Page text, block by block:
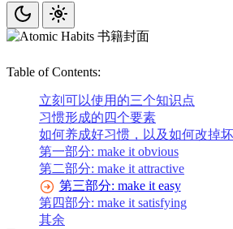
Table of Contents:
立刻可以使用的三个知识点
习惯形成的四个要素
如何养成好习惯，以及如何改掉
第一部分: make it obvious
第二部分: make it attractive
第三部分: make it easy
第四部分: make it satisfying
其余